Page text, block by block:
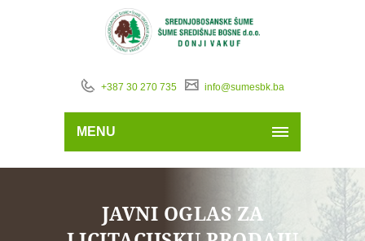
+387 30 270 735 info@sumesbk.ba
MENU
JAVNI OGLAS ZA